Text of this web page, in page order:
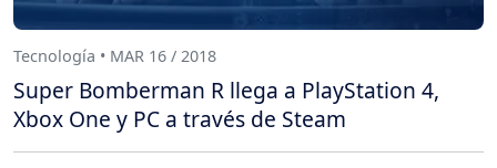
Tecnología • MAR 16 / 2018
Super Bomberman R llega a PlayStation 4,
Xbox One y PC a través de Steam